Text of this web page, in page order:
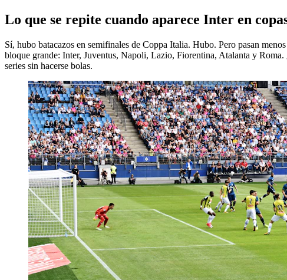
Lo que se repite cuando aparece Inter en
Sí, hubo batacazos en semifinales de Coppa Italia. Hubo. Pero pasan
bloque grande: Inter, Juventus, Napoli, Lazio, Fiorentina, Atalanta y
series sin hacerse bolas.